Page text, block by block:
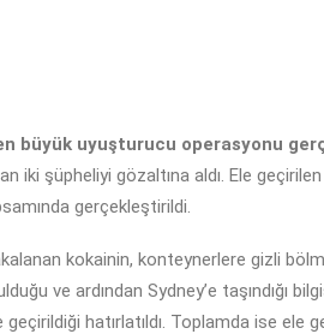
büyük uyuşturucu operasyonu
iki şüpheliyi gözaltına aldı. Ele
gerçekleştirildi.
kokainin, konteynerlere gizli
ve ardından Sydney’e
hatırlatıldı. Toplamda ise ele